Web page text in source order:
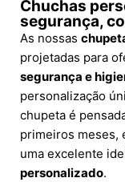
Chuchas
segurança,
As nossas
projetadas para
segurança e
personalização
chupeta é
primeiros meses,
uma excelente
personalizado.